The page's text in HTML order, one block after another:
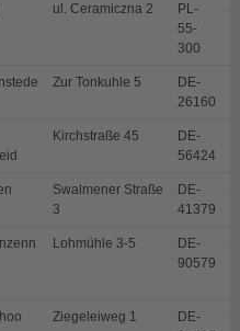
ul. Ceramiczna 2
PL-
55-
300
Zur Tonkuhle 5
DE-
26160
Kirchstraße 45
DE-
56424
Swalmener Straße
3
DE-
41379
Lohmühle 3-5
DE-
90579
Ziegeleiweg 1
DE-